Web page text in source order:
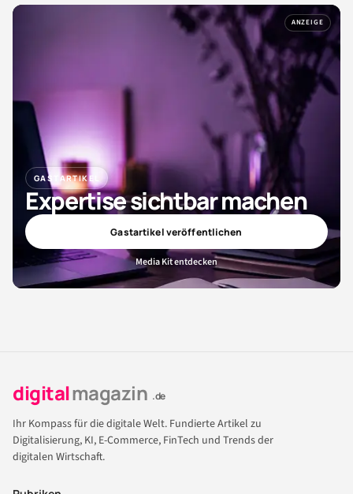
ANZEIGE
GASTARTIKEL
Expertise sichtbar machen
Gastartikel veröffentlichen
Media Kit entdecken
digitalmagazin .de
Ihr Kompass für die digitale Welt. Fundierte Artikel zu
Digitalisierung, KI, E-Commerce, FinTech und Trends der
digitalen Wirtschaft.